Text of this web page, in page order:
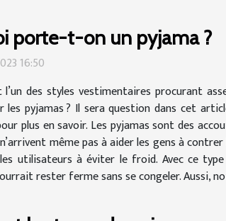
porte-t-on un pyjama ?
16:50
l’un des styles vestimentaires procurant
pyjamas ? Il sera question dans cet
plus en savoir. Les pyjamas sont des
même pas à aider les gens à
utilisateurs à éviter le froid. Avec ce
rester ferme sans se congeler. Aussi,